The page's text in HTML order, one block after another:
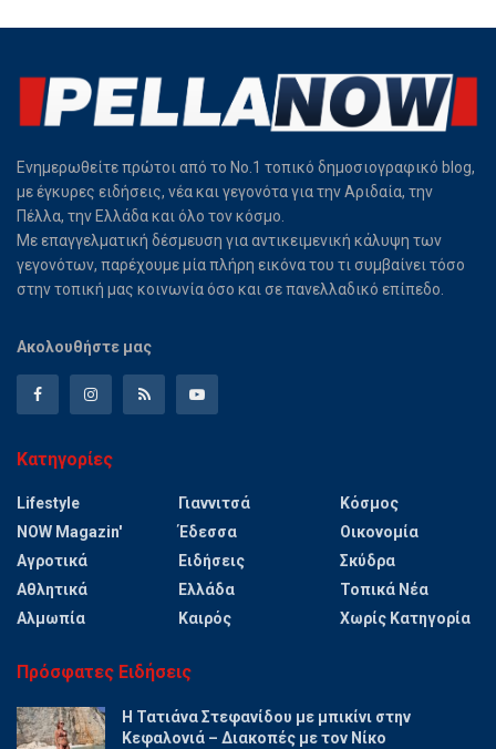
Ενημερωθείτε πρώτοι από το Νο.1 τοπικό δημοσιογραφικό blog,
με έγκυρες ειδήσεις, νέα και γεγονότα για την Αριδαία, την
Πέλλα, την Ελλάδα και όλο τον κόσμο.
Με επαγγελματική δέσμευση για αντικειμενική κάλυψη των
γεγονότων, παρέχουμε μία πλήρη εικόνα του τι συμβαίνει τόσο
στην τοπική μας κοινωνία όσο και σε πανελλαδικό επίπεδο.
Ακολουθήστε μας
Κατηγορίες
Lifestyle
NOW Magazin'
Αγροτικά
Αθλητικά
Αλμωπία
Γιαννιτσά
Έδεσσα
Ειδήσεις
Ελλάδα
Καιρός
Κόσμος
Οικονομία
Σκύδρα
Τοπικά Νέα
Χωρίς Κατηγορία
Πρόσφατες Ειδήσεις
Η Τατιάνα Στεφανίδου με μπικίνι στην
Κεφαλονιά – Διακοπές με τον Νίκο